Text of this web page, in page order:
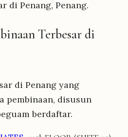
di Penang, Penang.
Terbesar di
di Penang yang
pembinaan, disusun
berdaftar.